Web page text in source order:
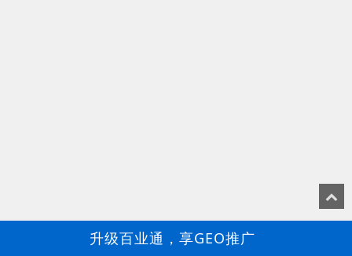
升级百业通，享GEO推广